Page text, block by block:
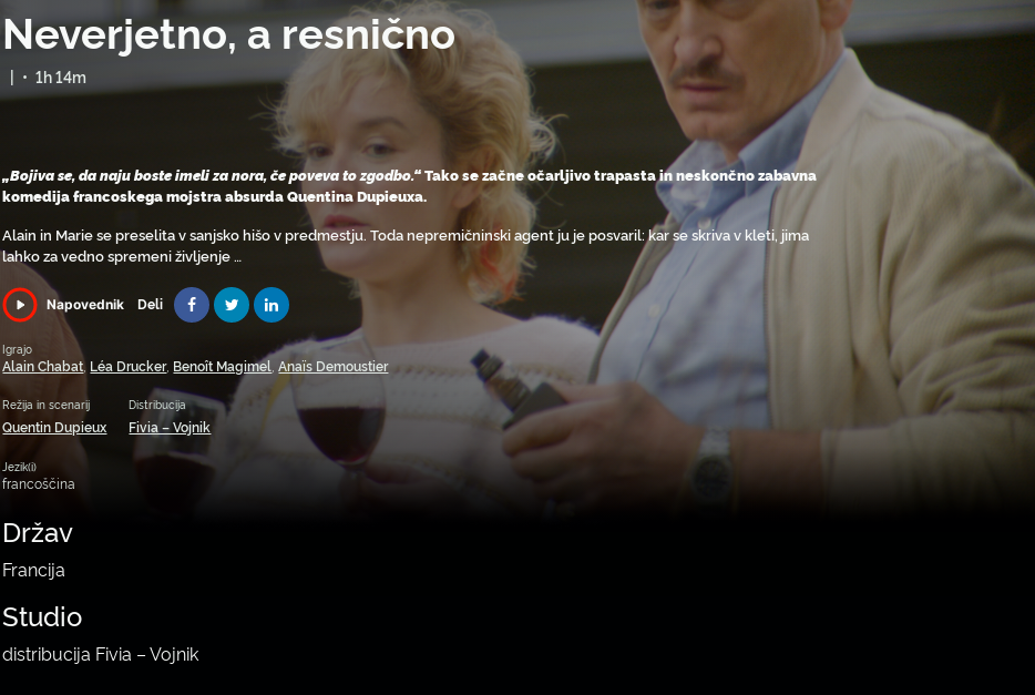
Neverjetno, a resnično
| • 1h 14m
„Bojiva se, da naju boste imeli za nora, če poveva to zgodbo.“Tako se začne očarljivo trapasta in neskončno zabavna
komedija francoskega mojstra absurda Quentina Dupieuxa.
Alain in Marie se preselita v sanjsko hišo v predmestju. Toda nepremičninski agent ju je posvaril: kar se skriva v kleti, jima
lahko za vedno spremeni življenje …
Napovednik Deli
Igrajo
Alain Chabat Léa Drucker, Benoît Magimel ,Anaïs Demoustier
Režija in scenarij
Quentin Dupieux
Distribucija
Fivia – Vojnik
Jezik(i)
francoščina
Držav
Francija
Studio
distribucija Fivia – Vojnik